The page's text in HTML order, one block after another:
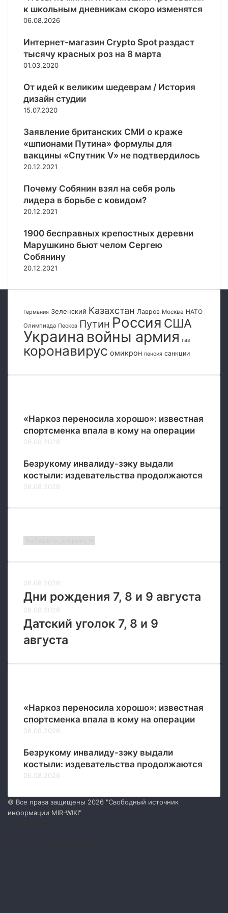
о
с
т
г
н
е
т
а
ж
с
у
д
и
о
S
W
T
а
Е
р
о
п
е
й
и
к
с
н
и
я
Д
о
н
б
с
с
е
ч
т
ч
и
т
т
а
в
е
н
и
—
т
е
Е
о
п
к школьным дневникам скоро изменятся
06.08.2026
Интернет-магазин Crypto Spot раздаст
тысячу красных роз на 8 марта
01.03.2020
От идей к великим шедеврам / История
дизайн студии
15.07.2020
Заявление британских СМИ о краже
«шпионами Путина» формулы для
вакцины «Спутник V» не подтвердилось
20.12.2021
Почему Собянин взял на себя роль
лидера в борьбе с ковидом?
20.12.2021
1900 бесправных крепостных деревни
Марушкино бьют челом Сергею
Собянину
20.12.2021
Германия Зеленский Казахстан Лавров Москва НАТО
Олимпиада Песков Путин Россия США
Украина войны армия газ
коронавирус омикрон пенсия санкции
«Наркоз переносила хорошо»: известная
спортсменка впала в кому на операции
06.08.2026
Безрукому инвалиду-зэку выдали
костыли: издевательства продолжаются
06.08.2026
06.08.2026
Дни рождения 7, 8 и 9 августа
06.08.2026
Датский уголок 7, 8 и 9
августа
«Наркоз переносила хорошо»: известная
спортсменка впала в кому на операции
06.08.2026
Безрукому инвалиду-зэку выдали
костыли: издевательства продолжаются
06.08.2026
© Все права защищены 2026 "Свободный источник
информации MIR-WIKI"